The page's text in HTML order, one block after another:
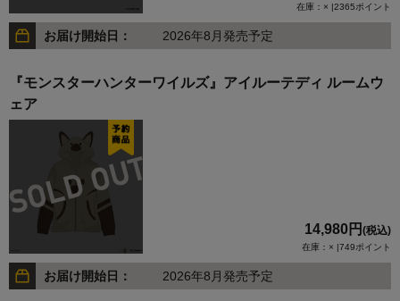
在庫：× |2365ポイント
お届け開始日： 2026年8月発売予定
『モンスターハンターワイルズ』アイルーテディ ルームウ
ェア
14,980円 (税込)
在庫：× |749ポイント
お届け開始日： 2026年8月発売予定